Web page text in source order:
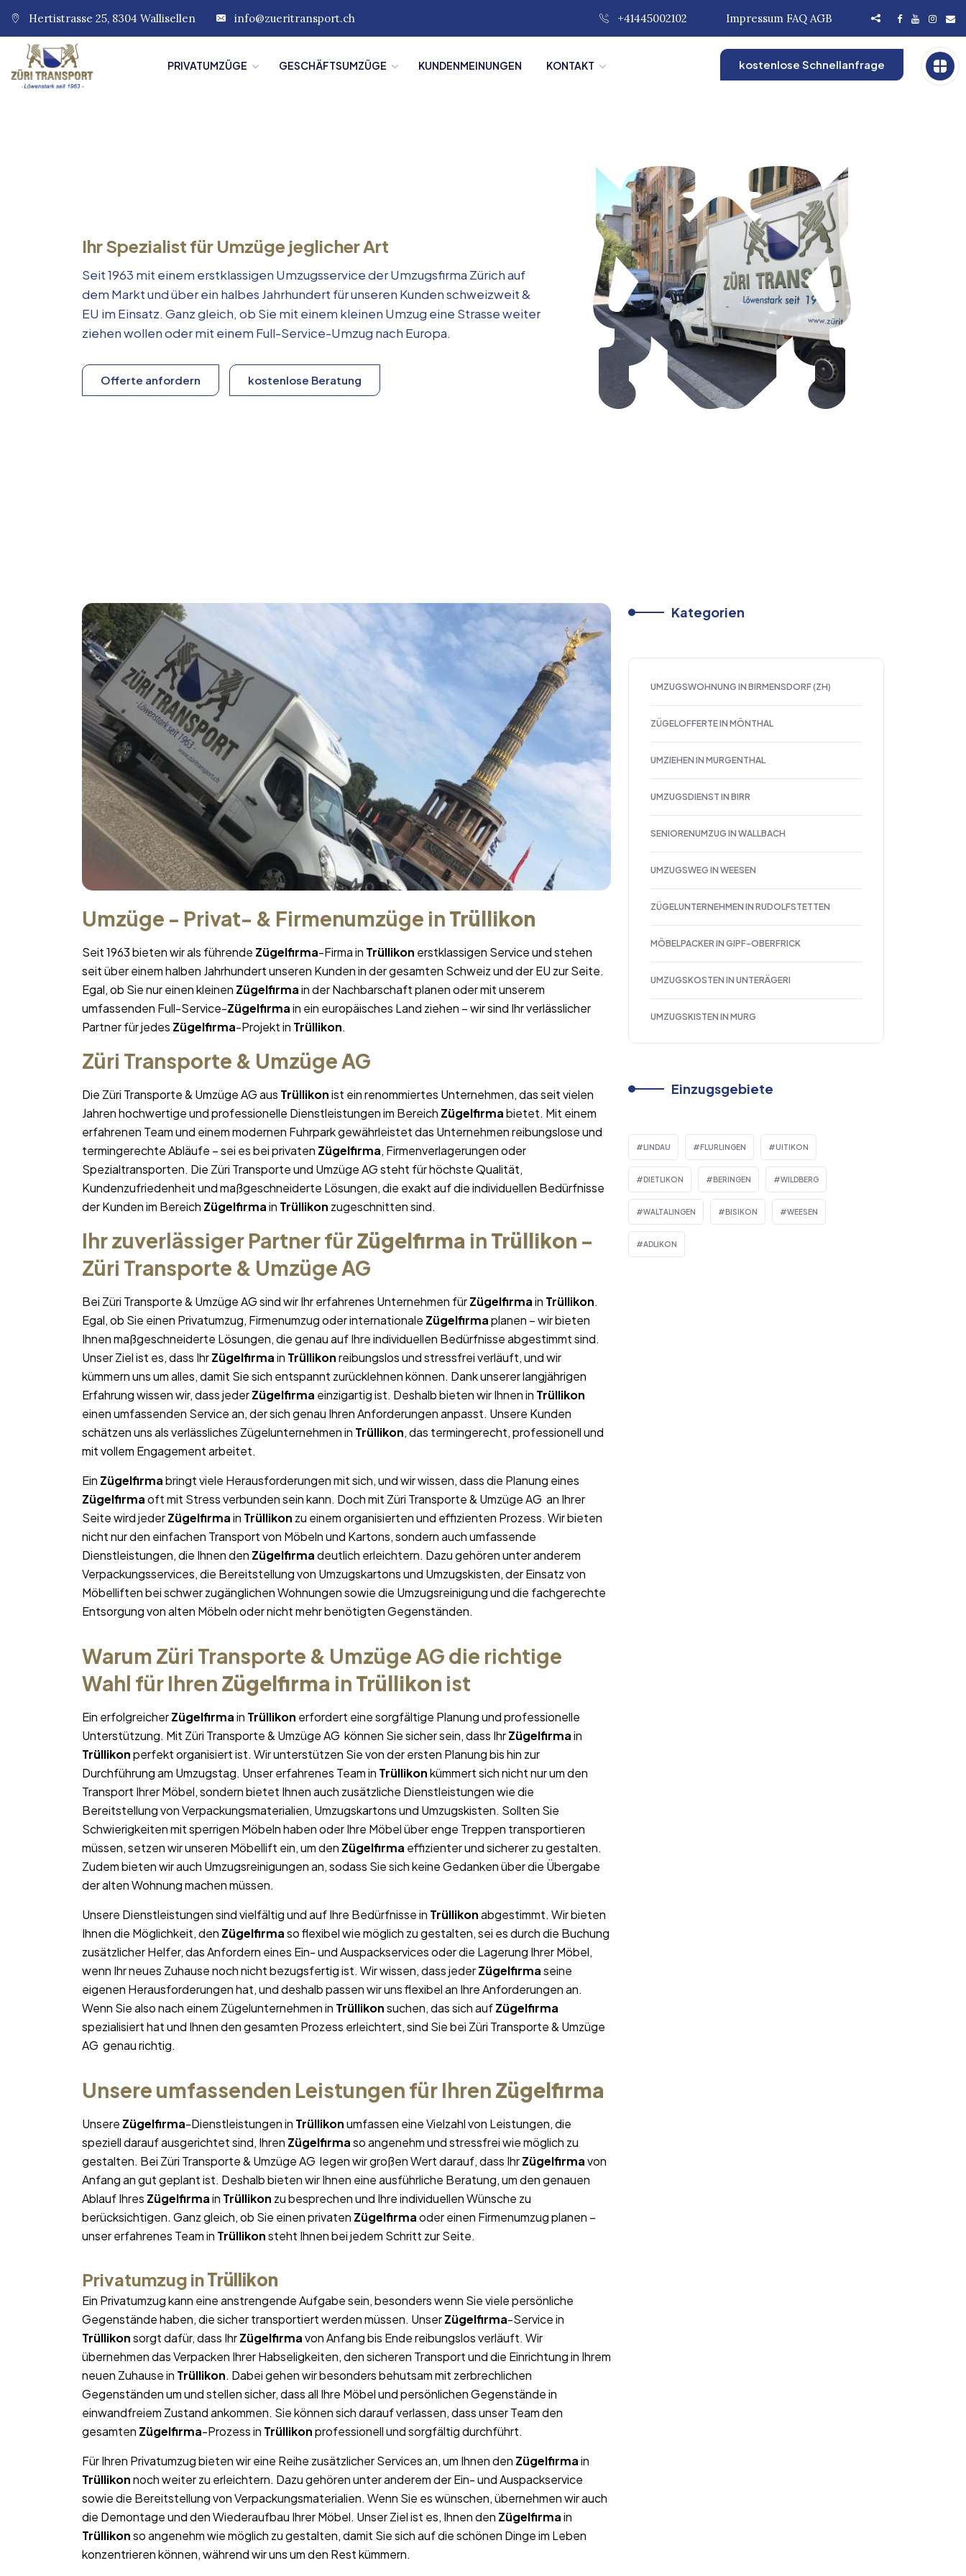
Hertistrasse 25, 8304 Wallisellen info@zueritransport.ch +41445002102 Impressum FAQ AGB
PRIVATUMZÜGE GESCHÄFTSUMZÜGE KUNDENMEINUNGEN KONTAKT kostenlose Schnellanfrage
Ihr Spezialist für Umzüge jeglicher Art
Seit 1963 mit einem erstklassigen Umzugsservice der Umzugsfirma Zürich auf
dem Markt und über ein halbes Jahrhundert für unseren Kunden schweizweit &
EU im Einsatz. Ganz gleich, ob Sie mit einem kleinen Umzug eine Strasse weiter
ziehen wollen oder mit einem Full-Service-Umzug nach Europa.
Offerte anfordern kostenlose Beratung
Umzüge - Privat- & Firmenumzüge in Trüllikon
Seit 1963 bieten wir als führende Zügelfirma-Firma in Trüllikon erstklassigen Service und stehen
seit über einem halben Jahrhundert unseren Kunden in der gesamten Schweiz und der EU zur Seite.
Egal, ob Sie nur einen kleinen Zügelfirmain der Nachbarschaft planen oder mit unserem
umfassenden Full-Service-Zügelfirmain ein europäisches Land ziehen – wir sind Ihr verlässlicher
Partner für jedes Zügelfirma-Projekt in Trüllikon.
Züri Transporte & Umzüge AG
Die Züri Transporte & Umzüge AG aus Trüllikonist ein renommiertes Unternehmen, das seit vielen
Jahren hochwertige und professionelle Dienstleistungen im Bereich Zügelfirmabietet. Mit einem
erfahrenen Team und einem modernen Fuhrpark gewährleistet das Unternehmen reibungslose und
termingerechte Abläufe – sei es bei privaten Zügelfirma, Firmenverlagerungen oder
Spezialtransporten. Die Züri Transporte und Umzüge AG steht für höchste Qualität,
Kundenzufriedenheit und maßgeschneiderte Lösungen, die exakt auf die individuellen Bedürfnisse
der Kunden im Bereich Zügelfirmain Trüllikon zugeschnitten sind.
Ihr zuverlässiger Partner fürZügelfirma in Trüllikon –
Züri Transporte & Umzüge AG
Bei Züri Transporte & Umzüge AG sind wir Ihr erfahrenes Unternehmen fürZügelfirmain Trüllikon.
Egal, ob Sie einen Privatumzug, Firmenumzug oder internationale Zügelfirmaplanen – wir bieten
Ihnen maßgeschneiderte Lösungen, die genau auf Ihre individuellen Bedürfnisse abgestimmt sind.
Unser Ziel ist es, dass IhrZügelfirmain Trüllikonreibungslos und stressfrei verläuft, und wir
kümmern uns um alles, damit Sie sich entspannt zurücklehnen können. Dank unserer langjährigen
Erfahrung wissen wir, dass jederZügelfirma einzigartig ist. Deshalb bieten wir Ihnen in Trüllikon
einen umfassenden Service an, der sich genau Ihren Anforderungen anpasst. Unsere Kunden
schätzen uns als verlässliches Zügelunternehmen in Trüllikon, das termingerecht, professionell und
mit vollem Engagement arbeitet.
Ein Zügelfirmabringt viele Herausforderungen mit sich, und wir wissen, dass die Planung eines
Zügelfirmaoft mit Stress verbunden sein kann. Doch mit Züri Transporte & Umzüge AG an Ihrer
Seite wird jederZügelfirmain Trüllikon zu einem organisierten und effizienten Prozess. Wir bieten
nicht nur den einfachen Transport von Möbeln und Kartons, sondern auch umfassende
Dienstleistungen, die Ihnen den Zügelfirmadeutlich erleichtern. Dazu gehören unter anderem
Verpackungsservices, die Bereitstellung von Umzugskartons und Umzugskisten, der Einsatz von
Möbelliften bei schwer zugänglichen Wohnungen sowie die Umzugsreinigung und die fachgerechte
Entsorgung von alten Möbeln oder nicht mehr benötigten Gegenständen.
Warum Züri Transporte & Umzüge AG die richtige
Wahl für Ihren Zügelfirma in Trüllikon ist
Ein erfolgreicherZügelfirmain Trüllikon erfordert eine sorgfältige Planung und professionelle
Unterstützung. Mit Züri Transporte & Umzüge AG können Sie sicher sein, dass IhrZügelfirmain
Trüllikonperfekt organisiert ist. Wir unterstützen Sie von der ersten Planung bis hin zur
Durchführung am Umzugstag. Unser erfahrenes Team in Trüllikonkümmert sich nicht nur um den
Transport Ihrer Möbel, sondern bietet Ihnen auch zusätzliche Dienstleistungen wie die
Bereitstellung von Verpackungsmaterialien, Umzugskartons und Umzugskisten. Sollten Sie
Schwierigkeiten mit sperrigen Möbeln haben oder Ihre Möbel über enge Treppen transportieren
müssen, setzen wir unseren Möbellift ein, um den Zügelfirma effizienter und sicherer zu gestalten.
Zudem bieten wir auch Umzugsreinigungen an, sodass Sie sich keine Gedanken über die Übergabe
der alten Wohnung machen müssen.
Unsere Dienstleistungen sind vielfältig und auf Ihre Bedürfnisse in Trüllikonabgestimmt. Wir bieten
Ihnen die Möglichkeit, den Zügelfirmaso flexibel wie möglich zu gestalten, sei es durch die Buchung
zusätzlicher Helfer, das Anfordern eines Ein- und Auspackservices oder die Lagerung Ihrer Möbel,
wenn Ihr neues Zuhause noch nicht bezugsfertig ist. Wir wissen, dass jederZügelfirmaseine
eigenen Herausforderungen hat, und deshalb passen wir uns flexibel an Ihre Anforderungen an.
Wenn Sie also nach einem Zügelunternehmen in Trüllikonsuchen, das sich aufZügelfirma
spezialisiert hat und Ihnen den gesamten Prozess erleichtert, sind Sie bei Züri Transporte & Umzüge
AG genau richtig.
Unsere umfassenden Leistungen für Ihren Zügelfirma
Unsere Zügelfirma-Dienstleistungen in Trüllikonumfassen eine Vielzahl von Leistungen, die
speziell darauf ausgerichtet sind, Ihren Zügelfirmaso angenehm und stressfrei wie möglich zu
gestalten. Bei Züri Transporte & Umzüge AG legen wir großen Wert darauf, dass IhrZügelfirmavon
Anfang an gut geplant ist. Deshalb bieten wir Ihnen eine ausführliche Beratung, um den genauen
Ablauf Ihres Zügelfirmain Trüllikon zu besprechen und Ihre individuellen Wünsche zu
berücksichtigen. Ganz gleich, ob Sie einen privaten Zügelfirmaoder einen Firmenumzug planen –
unser erfahrenes Team in Trüllikonsteht Ihnen bei jedem Schritt zur Seite.
Privatumzug inTrüllikon
Ein Privatumzug kann eine anstrengende Aufgabe sein, besonders wenn Sie viele persönliche
Gegenstände haben, die sicher transportiert werden müssen. UnserZügelfirma-Service in
Trüllikonsorgt dafür, dass IhrZügelfirmavon Anfang bis Ende reibungslos verläuft. Wir
übernehmen das Verpacken Ihrer Habseligkeiten, den sicheren Transport und die Einrichtung in Ihrem
neuen Zuhause in Trüllikon. Dabei gehen wir besonders behutsam mit zerbrechlichen
Gegenständen um und stellen sicher, dass all Ihre Möbel und persönlichen Gegenstände in
einwandfreiem Zustand ankommen. Sie können sich darauf verlassen, dass unser Team den
gesamten Zügelfirma-Prozess in Trüllikonprofessionell und sorgfältig durchführt.
Für Ihren Privatumzug bieten wir eine Reihe zusätzlicher Services an, um Ihnen den Zügelfirmain
Trüllikonnoch weiter zu erleichtern. Dazu gehören unter anderem der Ein- und Auspackservice
sowie die Bereitstellung von Verpackungsmaterialien. Wenn Sie es wünschen, übernehmen wir auch
die Demontage und den Wiederaufbau Ihrer Möbel. Unser Ziel ist es, Ihnen den Zügelfirmain
Trüllikonso angenehm wie möglich zu gestalten, damit Sie sich auf die schönen Dinge im Leben
konzentrieren können, während wir uns um den Rest kümmern.
Kategorien
UMZUGSWOHNUNG IN BIRMENSDORF (ZH)
ZÜGELOFFERTE IN MÖNTHAL
UMZIEHEN IN MURGENTHAL
UMZUGSDIENST IN BIRR
SENIORENUMZUG IN WALLBACH
UMZUGSWEG IN WEESEN
ZÜGELUNTERNEHMEN IN RUDOLFSTETTEN
MÖBELPACKER IN GIPF-OBERFRICK
UMZUGSKOSTEN IN UNTERÄGERI
UMZUGSKISTEN IN MURG
Einzugsgebiete
LINDAU FLURLINGEN UITIKON
DIETLIKON BERINGEN WILDBERG
WALTALINGEN BISIKON WEESEN
ADLIKON